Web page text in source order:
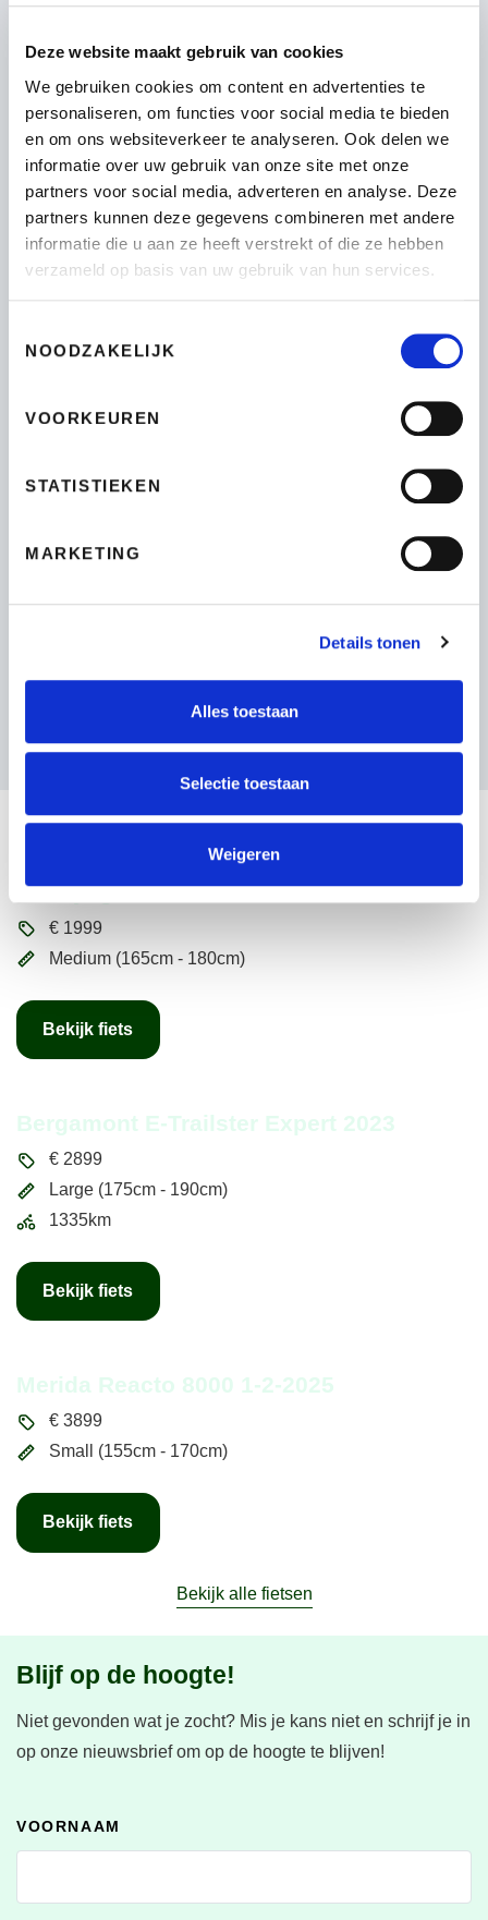
Deze website maakt gebruik van cookies
We gebruiken cookies om content en advertenties te
personaliseren, om functies voor social media te bieden
en om ons websiteverkeer te analyseren. Ook delen we
informatie over uw gebruik van onze site met onze
partners voor social media, adverteren en analyse. Deze
partners kunnen deze gegevens combineren met andere
informatie die u aan ze heeft verstrekt of die ze hebben
verzameld op basis van uw gebruik van hun services.
NOODZAKELIJK
VOORKEUREN
STATISTIEKEN
MARKETING
Details tonen
Alles toestaan
Selectie toestaan
Weigeren
EMAIL *
TELEFOONNUMMER
Recente fietsen
Ridley Ignite SLX 2024
€ 1999
Medium (165cm - 180cm)
Bekijk fiets
Bergamont E-Trailster Expert 2023
€ 2899
Large (175cm - 190cm)
1335km
Bekijk fiets
Merida Reacto 8000 1-2-2025
€ 3899
Small (155cm - 170cm)
Bekijk fiets
Bekijk alle fietsen
Blijf op de hoogte!
Niet gevonden wat je zocht? Mis je kans niet en schrijf je in
op onze nieuwsbrief om op de hoogte te blijven!
VOORNAAM